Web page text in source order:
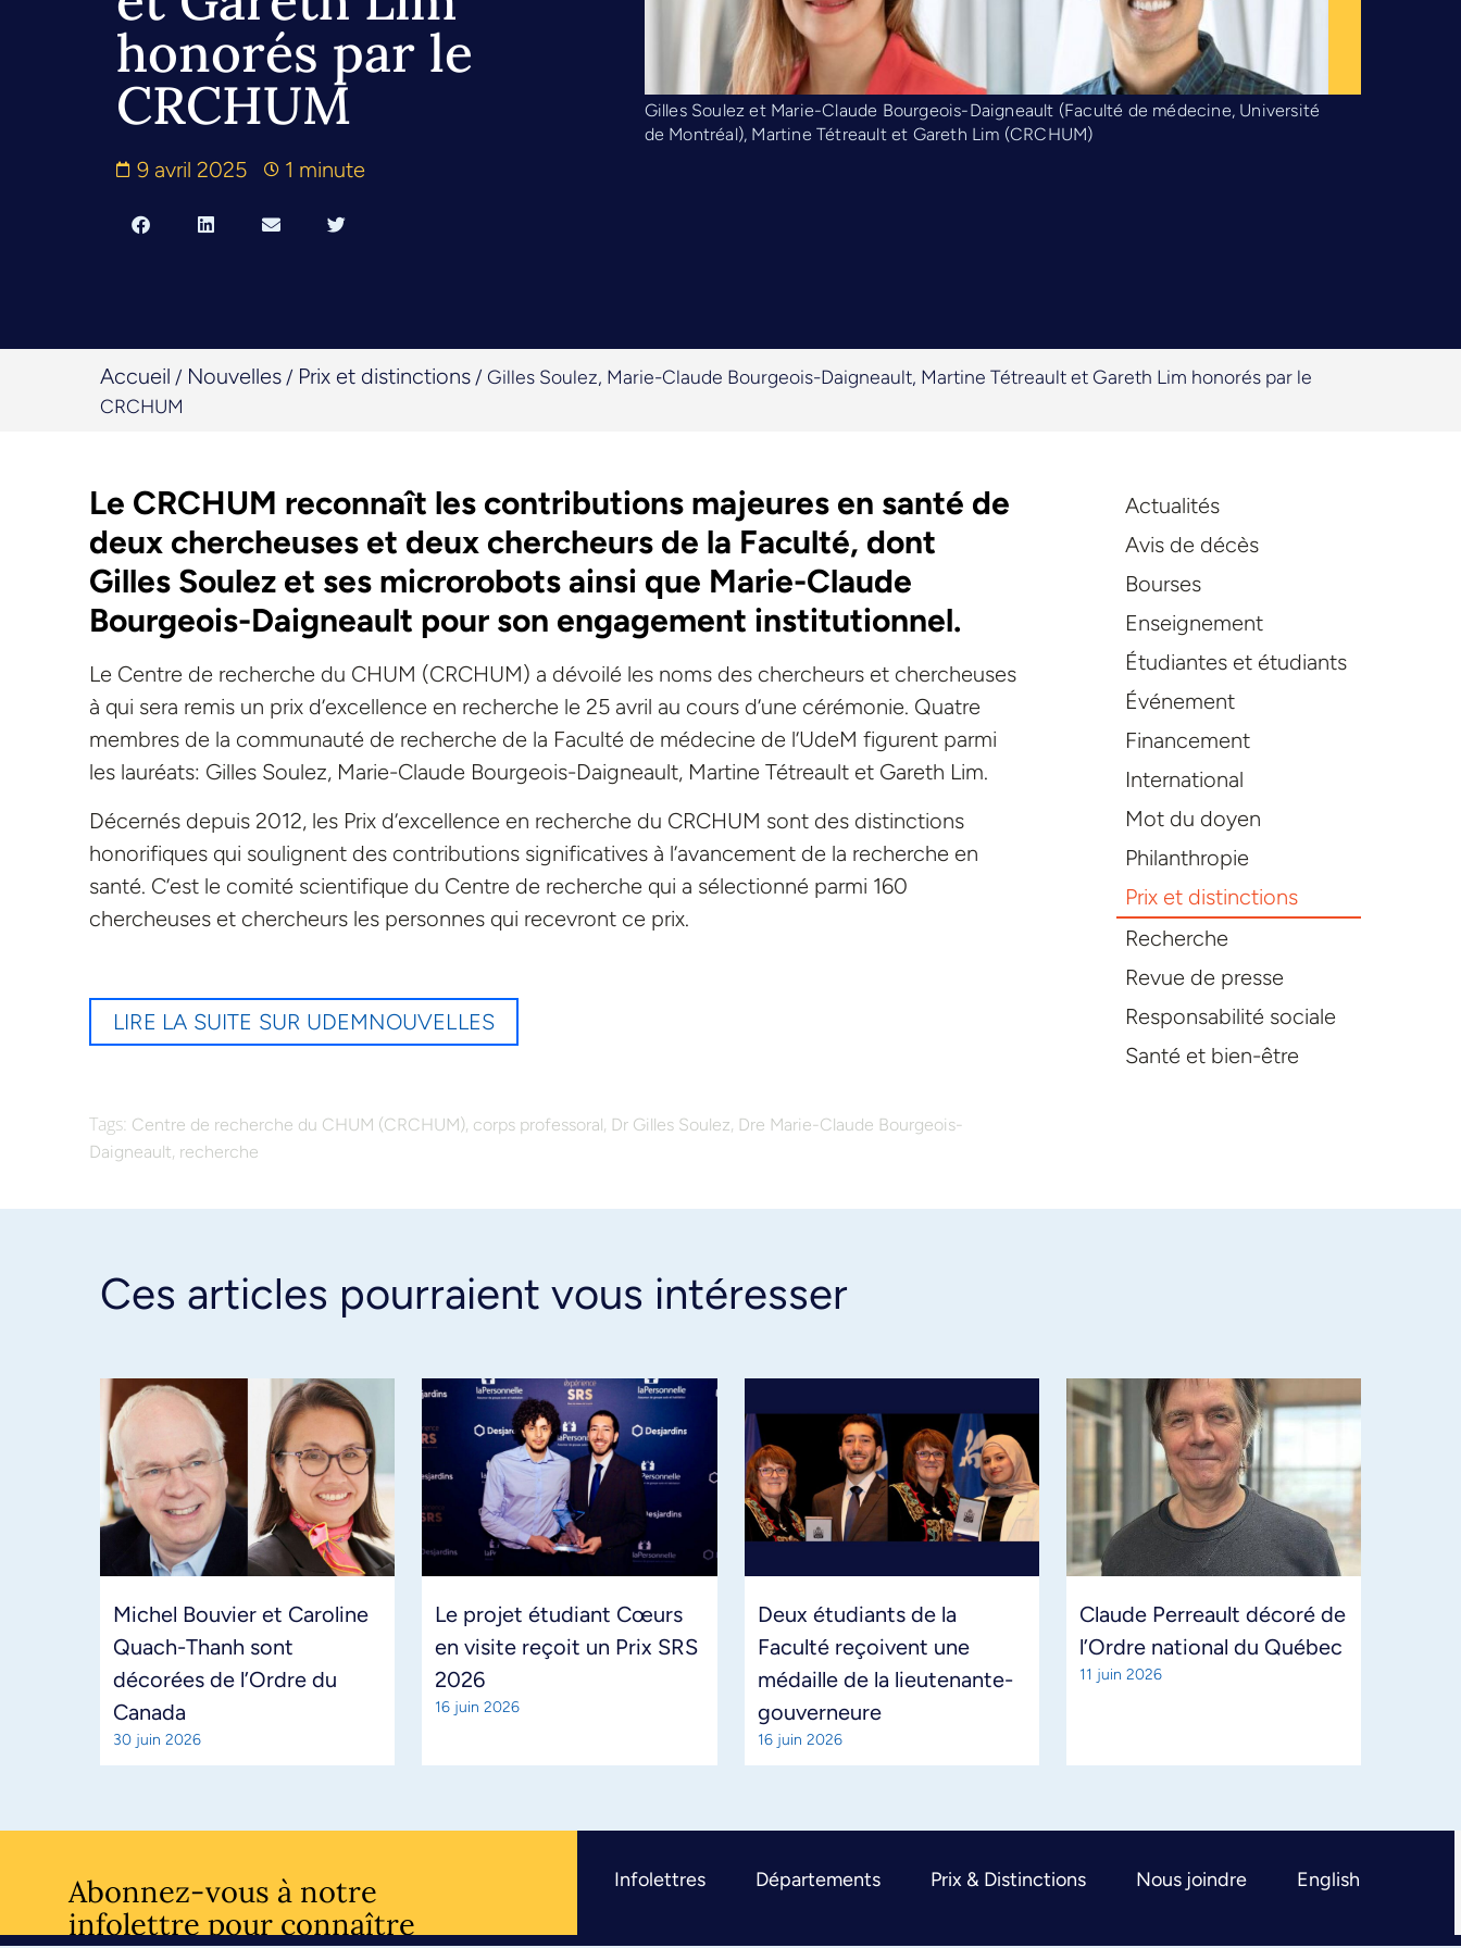
honorés par le
CRCHUM
9 avril 2025 1 minute
Gilles Soulez et Marie-Claude Bourgeois-Daigneault (Faculté de médecine, Université
de Montréal), Martine Tétreault et Gareth Lim (CRCHUM)
Accueil / Nouvelles / Prix et distinctions / Gilles Soulez, Marie-Claude Bourgeois-Daigneault, Martine Tétreault et Gareth Lim honorés par le
CRCHUM
Le CRCHUM reconnaît les contributions majeures en santé de
deux chercheuses et deux chercheurs de la Faculté, dont
Gilles Soulez et ses microrobots ainsi que Marie-Claude
Bourgeois-Daigneault pour son engagement institutionnel.
Le Centre de recherche du CHUM (CRCHUM) a dévoilé les noms des chercheurs et chercheuses
à qui sera remis un prix d’excellence en recherche le 25 avril au cours d’une cérémonie. Quatre
membres de la communauté de recherche de la Faculté de médecine de l’UdeM figurent parmi
les lauréats: Gilles Soulez, Marie-Claude Bourgeois-Daigneault, Martine Tétreault et Gareth Lim.
Décernés depuis 2012, les Prix d’excellence en recherche du CRCHUM sont des distinctions
honorifiques qui soulignent des contributions significatives à l’avancement de la recherche en
santé. C’est le comité scientifique du Centre de recherche qui a sélectionné parmi 160
chercheuses et chercheurs les personnes qui recevront ce prix.
LIRE LA SUITE SUR UDEMNOUVELLES
Tags: Centre de recherche du CHUM (CRCHUM), corps professoral, Dr Gilles Soulez, Dre Marie-Claude Bourgeois-
Daigneault, recherche
Actualités
Avis de décès
Bourses
Enseignement
Étudiantes et étudiants
Événement
Financement
International
Mot du doyen
Philanthropie
Prix et distinctions
Recherche
Revue de presse
Responsabilité sociale
Santé et bien-être
Ces articles pourraient vous intéresser
Michel Bouvier et Caroline
Quach-Thanh sont
décorées de l’Ordre du
Canada
30 juin 2026
Le projet étudiant Cœurs
en visite reçoit un Prix SRS
2026
16 juin 2026
Deux étudiants de la
Faculté reçoivent une
médaille de la lieutenante-
gouverneure
16 juin 2026
Claude Perreault décoré de
l’Ordre national du Québec
11 juin 2026
Abonnez-vous à notre
infolettre pour connaître
Infolettres Départements Prix & Distinctions Nous joindre English